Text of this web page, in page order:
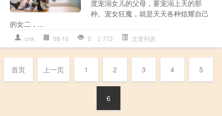
度宠溺女儿的父母，要宠溺上天的那
种。宠女狂魔，就是天天各种炫耀自己
的女二，...
cnk 08-10 0 772 文章列表
首页 上一页 1 2 3 4 5
6